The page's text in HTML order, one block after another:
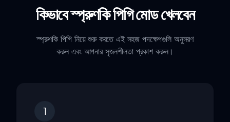
কিভাবে স্প্রুণকি পিগি মোড খেলবেন
স্প্রুণকি পিগি নিয়ে শুরু করতে এই সহজ পদক্ষেপগুলি অনুসরণ
করুন এবং আপনার সৃজনশীলতা প্রকাশ করুন।
1